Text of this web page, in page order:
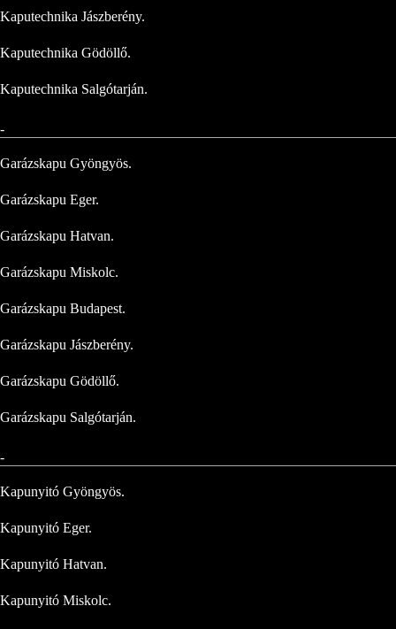
Kaputechnika Jászberény.
Kaputechnika Gödöllő.
Kaputechnika Salgótarján.
-
Garázskapu Gyöngyös.
Garázskapu Eger.
Garázskapu Hatvan.
Garázskapu Miskolc.
Garázskapu Budapest.
Garázskapu Jászberény.
Garázskapu Gödöllő.
Garázskapu Salgótarján.
-
Kapunyitó Gyöngyös.
Kapunyitó Eger.
Kapunyitó Hatvan.
Kapunyitó Miskolc.